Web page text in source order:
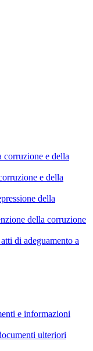
corruzione e della
e della
della
della corruzione
di adeguamento a
e informazioni
ulteriori